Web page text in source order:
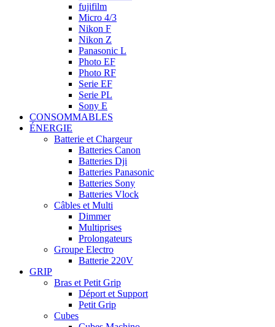
fujifilm
Micro 4/3
Nikon F
Nikon Z
Panasonic L
Photo EF
Photo RF
Serie EF
Serie PL
Sony E
CONSOMMABLES
ÉNERGIE
Batterie et Chargeur
Batteries Canon
Batteries Dji
Batteries Panasonic
Batteries Sony
Batteries Vlock
Câbles et Multi
Dimmer
Multiprises
Prolongateurs
Groupe Electro
Batterie 220V
GRIP
Bras et Petit Grip
Déport et Support
Petit Grip
Cubes